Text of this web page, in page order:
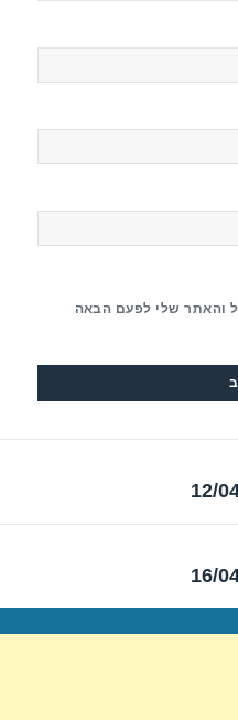
והאתר שלי לפעם הבאה